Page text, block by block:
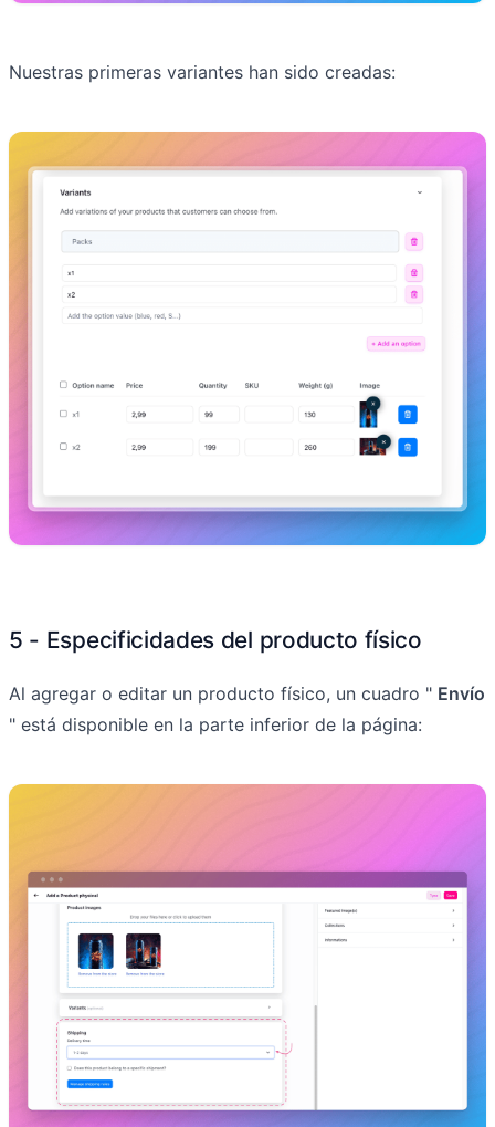
Nuestras primeras variantes han sido creadas:
5 - Especificidades del producto físico
Al agregar o editar un producto físico, un cuadro " Envío
" está disponible en la parte inferior de la página: